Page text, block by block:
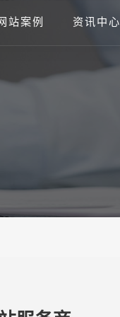
站案例 资讯中心